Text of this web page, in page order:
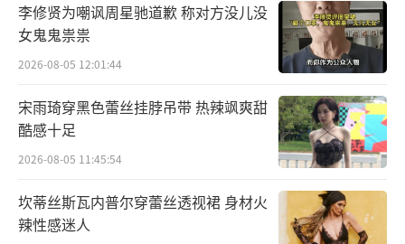
林默篇暂时完结后劲仍足 类型化延续口碑
获赞
李修贤为嘲讽周星驰道歉 称对方没儿没
女鬼鬼祟祟
2026-08-05 12:01:44
宋雨琦穿黑色蕾丝挂脖吊带 热辣飒爽甜
酷感十足
2026-08-05 11:45:54
坎蒂丝斯瓦内普尔穿蕾丝透视裙 身材火
辣性感迷人